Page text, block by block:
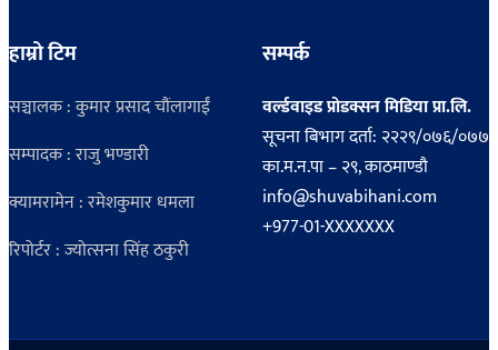
हाम्रो टिम
सञ्चालक : कुमार प्रसाद चौंलागाईं
सम्पादक : राजु भण्डारी
क्यामरामेन : रमेशकुमार धमला
रिपोर्टर : ज्योत्सना सिंह ठकुरी
सम्पर्क
वर्ल्डवाइड प्रोडक्सन मिडिया प्रा.लि.
सूचना बिभाग दर्ता: २२२९/०७६/०७७
का.म.न.पा – २९, काठमाण्डौ
info@shuvabihani.com
+977-01-XXXXXXX